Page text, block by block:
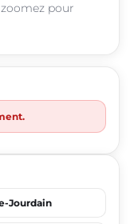
pour
Jourdain